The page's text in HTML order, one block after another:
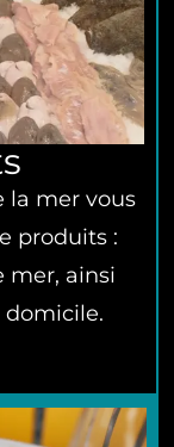
la mer vous
produits :
mer, ainsi
domicile.